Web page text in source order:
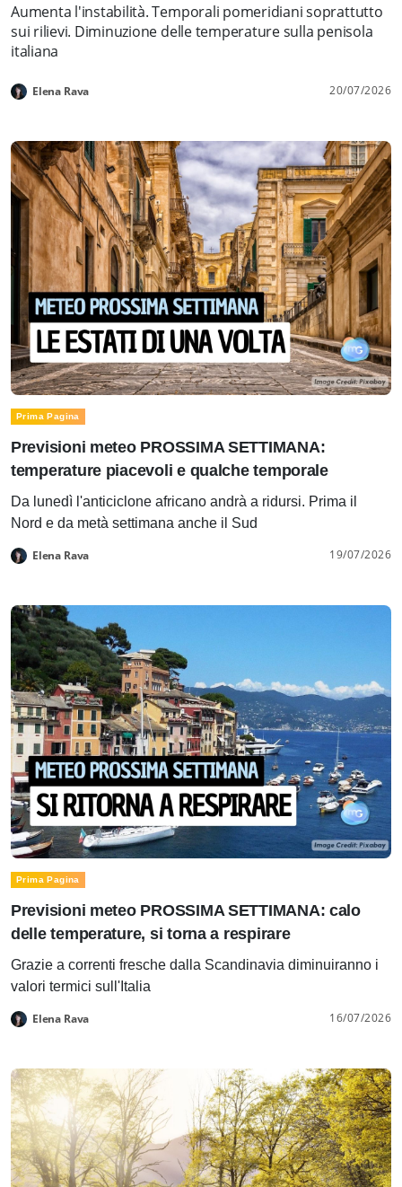
Aumenta l'instabilità. Temporali pomeridiani soprattutto
sui rilievi. Diminuzione delle temperature sulla penisola
italiana
Elena Rava 20/07/2026
Prima Pagina
Previsioni meteo PROSSIMA SETTIMANA:
temperature piacevoli e qualche temporale
Da lunedì l'anticiclone africano andrà a ridursi. Prima il
Nord e da metà settimana anche il Sud
Elena Rava 19/07/2026
Prima Pagina
Previsioni meteo PROSSIMA SETTIMANA: calo
delle temperature, si torna a respirare
Grazie a correnti fresche dalla Scandinavia diminuiranno i
valori termici sull'Italia
Elena Rava 16/07/2026